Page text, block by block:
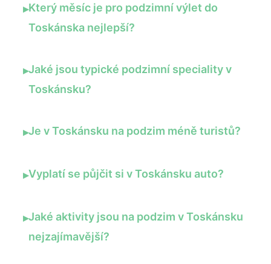
▸Který měsíc je pro podzimní výlet do
Toskánska nejlepší?
▸Jaké jsou typické podzimní speciality v
Toskánsku?
▸Je v Toskánsku na podzim méně turistů?
▸Vyplatí se půjčit si v Toskánsku auto?
▸Jaké aktivity jsou na podzim v Toskánsku
nejzajímavější?